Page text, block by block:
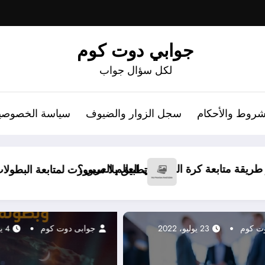
جوابي دوت كوم
لكل سؤال جواب
والأحكام سجل الزوار والضيوف سياسة
العالمية بسهولة واحترافيةشركة الإتقان للعوازل
23 يوليو، 2022